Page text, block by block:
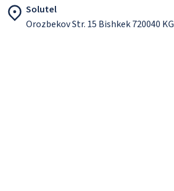
Solutel
Orozbekov Str. 15 Bishkek 720040 KG